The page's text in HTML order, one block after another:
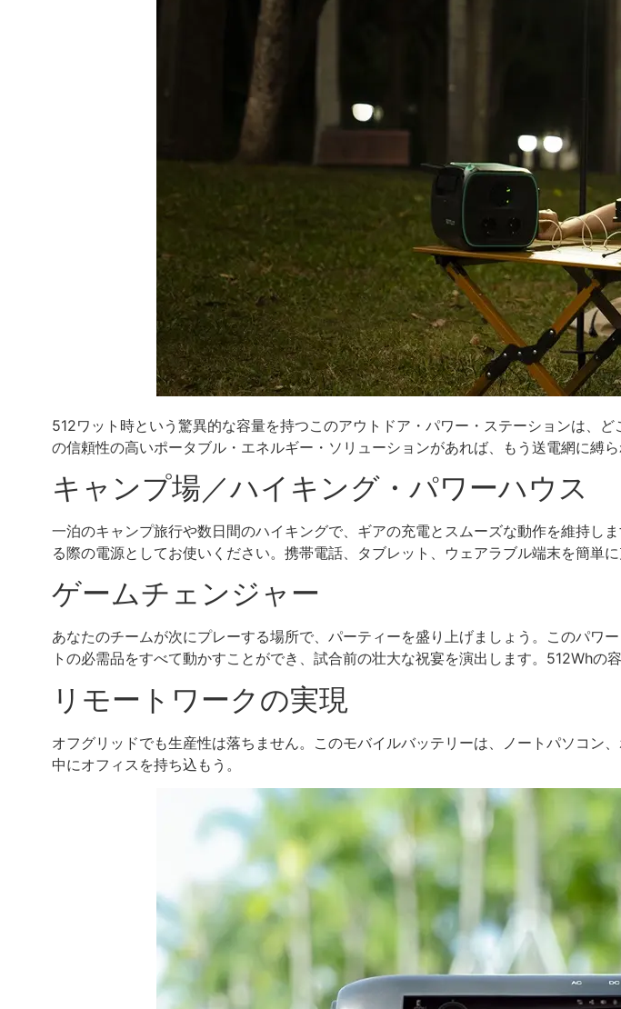
512ワット時という驚異的な容量を持つこのアウトドア・パワー・ステーションは、
の信頼性の高いポータブル・エネルギー・ソリューションがあれば、もう送電網に縛ら
キャンプ場／ハイキング・パワーハウス
一泊のキャンプ旅行や数日間のハイキングで、ギアの充電とスムーズな動作を維持し
る際の電源としてお使いください。携帯電話、タブレット、ウェアラブル端末を簡単に
ゲームチェンジャー
あなたのチームが次にプレーする場所で、パーティーを盛り上げましょう。このパ
トの必需品をすべて動かすことができ、試合前の壮大な祝宴を演出します。512Whの
リモートワークの実現
オフグリッドでも生産性は落ちません。このモバイルバッテリーは、ノートパソコ
中にオフィスを持ち込もう。